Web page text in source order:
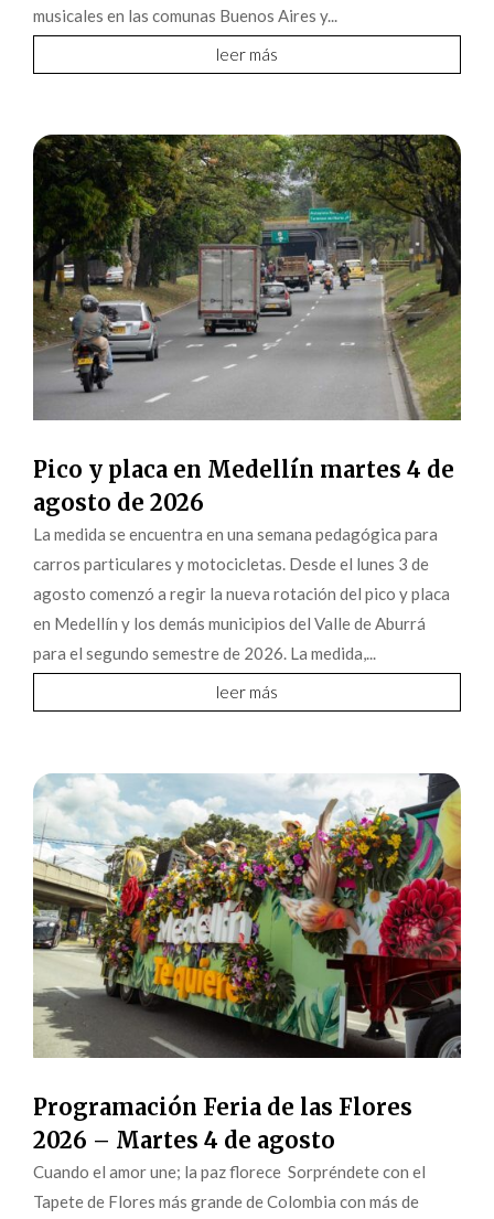
musicales en las comunas Buenos Aires y...
leer más
Pico y placa en Medellín martes 4 de
agosto de 2026
La medida se encuentra en una semana pedagógica para
carros particulares y motocicletas. Desde el lunes 3 de
agosto comenzó a regir la nueva rotación del pico y placa
en Medellín y los demás municipios del Valle de Aburrá
para el segundo semestre de 2026. La medida,...
leer más
Programación Feria de las Flores
2026 – Martes 4 de agosto
Cuando el amor une; la paz florece Sorpréndete con el
Tapete de Flores más grande de Colombia con más de